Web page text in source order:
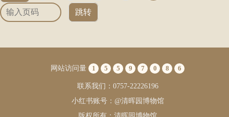
跳转
网站访问量 1 5 5 9 7 0 8 6
联系我们：0757-22226196
小红书账号：@清晖园博物馆